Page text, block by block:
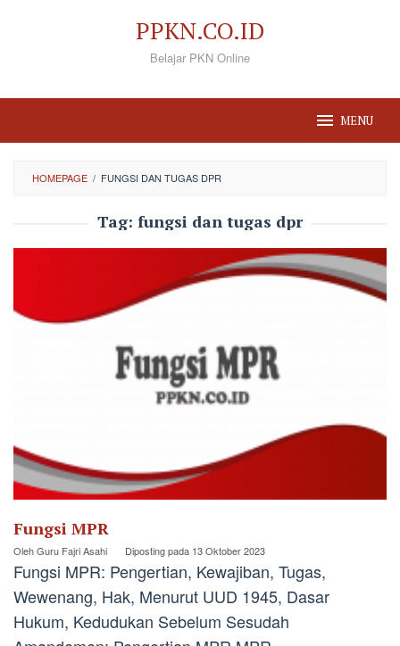
PPKN.CO.ID
Belajar PKN Online
MENU
HOMEPAGE / FUNGSI DAN TUGAS DPR
Tag: fungsi dan tugas dpr
Fungsi MPR
OlehGuru Fajri Asahi Diposting pada 13 Oktober 2023
Fungsi MPR: Pengertian, Kewajiban, Tugas,
Wewenang, Hak, Menurut UUD 1945, Dasar
Hukum, Kedudukan Sebelum Sesudah